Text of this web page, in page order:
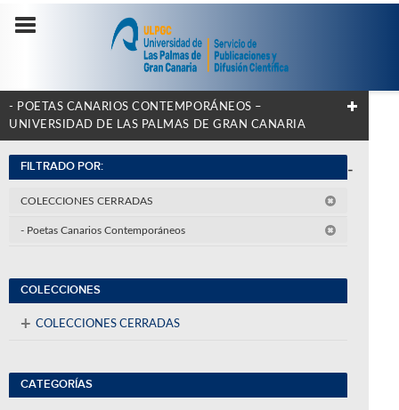
- POETAS CANARIOS CONTEMPORÁNEOS –
UNIVERSIDAD DE LAS PALMAS DE GRAN CANARIA
FILTRADO POR:
COLECCIONES CERRADAS
- Poetas Canarios Contemporáneos
COLECCIONES
+ COLECCIONES CERRADAS
CATEGORÍAS
-